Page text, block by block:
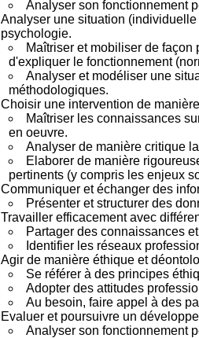
Analyser son fonctionnement
Analyser une situation
psychologie.
Maîtriser et mobiliser de
d'expliquer le fonctionnement
Analyser et modéliser une
méthodologiques.
Choisir une intervention de
Maîtriser les connaissances
en oeuvre.
Analyser de manière critique
Elaborer de manière
pertinents (y compris les enjeux
Communiquer et échanger des
Présenter et structurer des
Travailler efficacement avec
Partager des connaissances
Identifier les réseaux
Agir de manière éthique et
Se référer à des principes
Adopter des attitudes
Au besoin, faire appel à des
Evaluer et poursuivre un
Analyser son fonctionnement